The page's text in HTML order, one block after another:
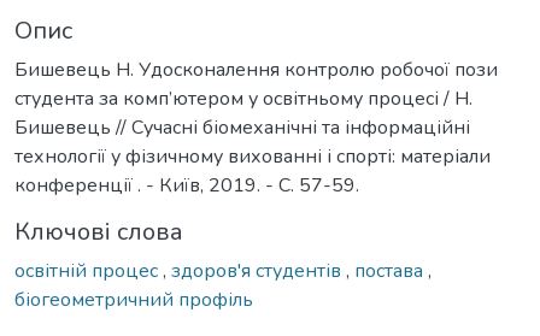
Опис
Бишевець Н. Удосконалення контролю робочої пози
студента за комп’ютером у освітньому процесі / Н.
Бишевець // Сучасні біомеханічні та інформаційні
технології у фізичному вихованні і спорті: матеріали
конференції . - Київ, 2019. - С. 57-59.
Ключові слова
освітній процес, здоров'я студентів , постава ,
біогеометричний профіль